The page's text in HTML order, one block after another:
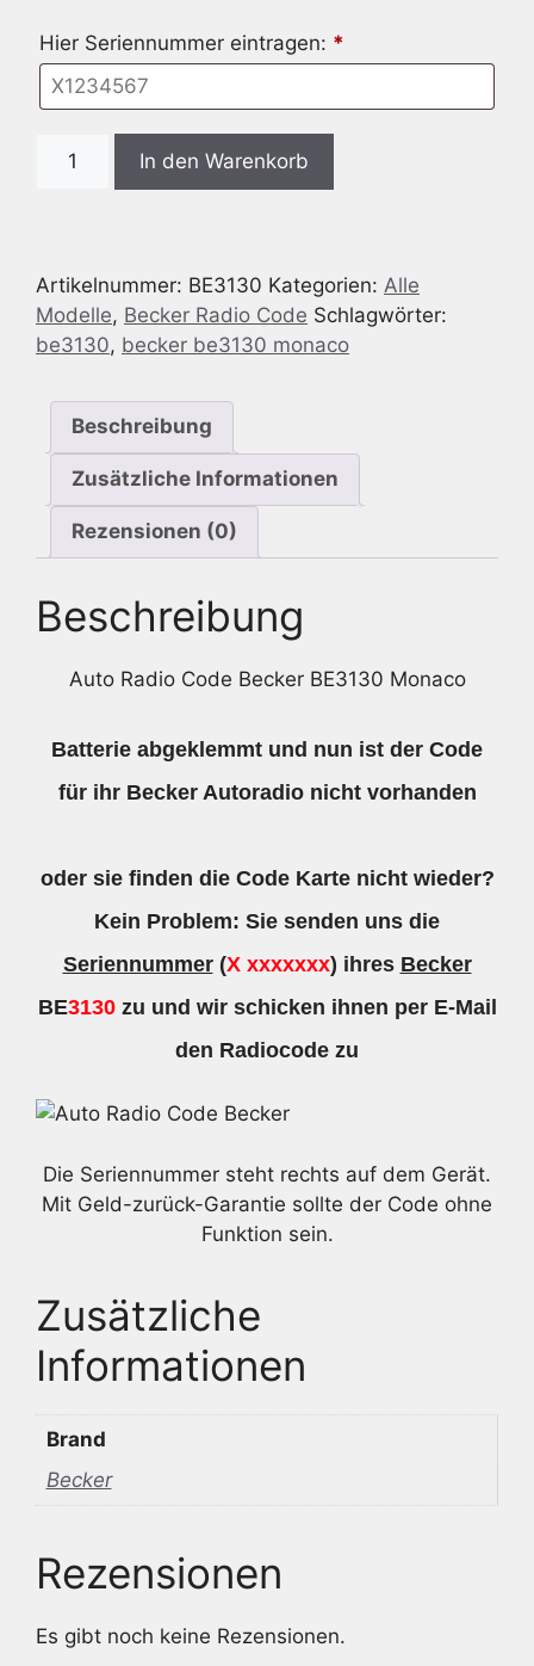
Hier Seriennummer eintragen: *
Code
BE3130
Monaco
Menge
In den Warenkorb
Artikelnummer: BE3130 Kategorien: Alle
Modelle, Becker Radio Code Schlagwörter:
be3130, becker be3130 monaco
Beschreibung
Zusätzliche Informationen
Rezensionen (0)
Beschreibung
Auto Radio Code Becker BE3130 Monaco
Batterie abgeklemmt und nun ist der Code
für ihr Becker Autoradio nicht vorhanden
oder sie finden die Code Karte nicht wieder?
Kein Problem: Sie senden uns die
Seriennummer(X xxxxxxx) ihres Becker
BE3130zu und wir schicken ihnen per E-Mail
den Radiocode zu
Die Seriennummer steht rechts auf dem Gerät.
Mit Geld-zurück-Garantie sollte der Code ohne
Funktion sein.
Zusätzliche
Informationen
Brand
Becker
Rezensionen
Es gibt noch keine Rezensionen.